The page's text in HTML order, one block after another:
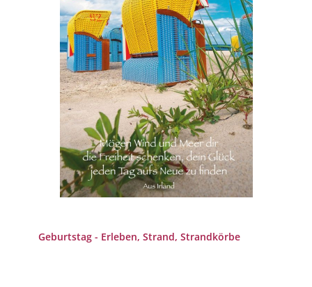
Geburtstag - Erleben, Strand, Strandkörbe